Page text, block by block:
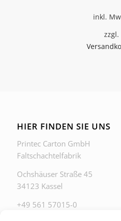
inkl.
zzgl.
HIER FINDEN SIE UNS
Printec Carton GmbH
Faltschachtelfabrik
Ochshäuser Straße 45
34123 Kassel
+49 561 57015-0